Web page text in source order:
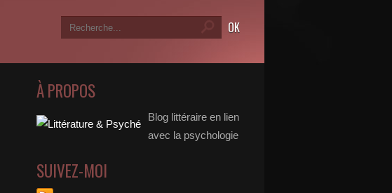
À PROPOS
Blog littéraire en lien
avec la psychologie
SUIVEZ-MOI